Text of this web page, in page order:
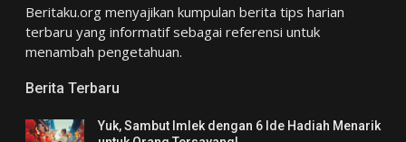
Beritaku.orgmenyajikan kumpulan berita tips harian
terbaru yang informatif sebagai referensi untuk
menambah pengetahuan.
Berita Terbaru
Yuk, Sambut Imlek dengan 6 Ide Hadiah Menarik